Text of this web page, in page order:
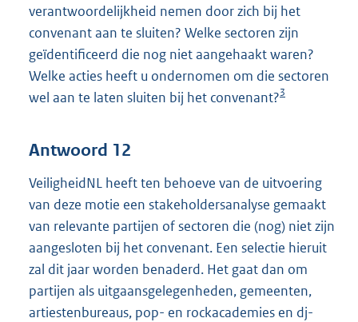
verantwoordelijkheid nemen door zich bij het
convenant aan te sluiten? Welke sectoren zijn
geïdentificeerd die nog niet aangehaakt waren?
Welke acties heeft u ondernomen om die sectoren
wel aan te laten sluiten bij het convenant?3
Antwoord 12
VeiligheidNL heeft ten behoeve van de uitvoering
van deze motie een stakeholdersanalyse gemaakt
van relevante partijen of sectoren die (nog) niet zijn
aangesloten bij het convenant. Een selectie hieruit
zal dit jaar worden benaderd. Het gaat dan om
partijen als uitgaansgelegenheden, gemeenten,
artiestenbureaus, pop- en rockacademies en dj-